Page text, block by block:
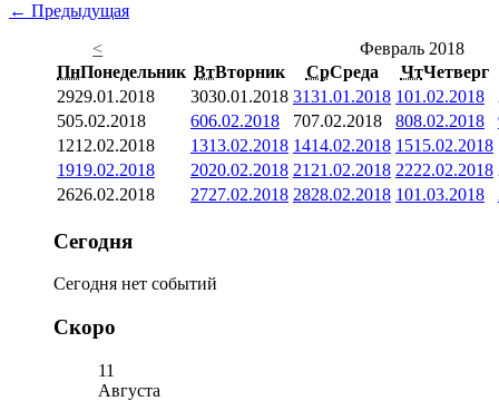
← Предыдущая
<
Февраль 2018
ПнПонедельник ВтВторник СрСреда ЧтЧетверг
2929.01.2018 3030.01.2018 3131.01.2018 101.02.2018
505.02.2018 606.02.2018 707.02.2018 808.02.2018
1212.02.2018 1313.02.2018 1414.02.2018 1515.02.2018
1919.02.2018 2020.02.2018 21 21.02.2018 2222.02.2018
2626.02.2018 2727.02.2018 2828.02.2018 101.03.2018
Сегодня
Сегодня нет событий
Скоро
11
Августа